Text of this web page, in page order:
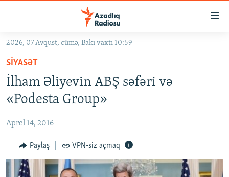
Əsas
qayıt
Əsas
naviqasiyaya
qayıt
Axtarışa
keç
GÜNDƏM
#İZAHLA
KORRUPSIOMETR
FƏRQƏ BAX
QANUNI DOĞRU
ARAŞDIRMA
2026, 07 Avqust, cümə, Bakı vaxtı 10:59
SIYASƏT
İlham Əliyevin ABŞ səfəri və
«Podesta Group»
Aprel 14, 2016
Paylaş VPN-siz açmaq